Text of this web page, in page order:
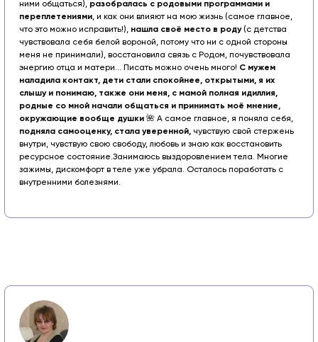
ними общаться), разобралась с родовыми программами и
переплетениями, и как они влияют на мою жизнь (самое главное,
что это можно исправить!),нашла своё место в роду(с детства
чувствовала себя белой вороной, потому что ни с одной стороны
меня не принимали), восстановила связь с Родом, почувствовала
энергию отца и матери... Писать можно очень много! С мужем
наладила контакт, дети стали спокойнее, открытыми, я их
слышу и понимаю, также они меня, с мамой полная идиллия,
родные со мной начали общаться и принимать моё мнение,
окружающие вообще душки🌺 А самое главное, я поняла себя,
подняла самооценку, стала уверенной,чувствую свой стержень
внутри, чувствую свою свободу, любовь и знаю как восстановить
ресурсное состояние.Занимаюсь выздоровлением тела. Многие
зажимы, дискомфорт в теле уже убрала. Осталось поработать с
внутренними болезнями.